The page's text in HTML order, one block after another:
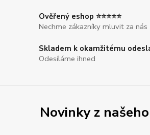
Ověřený eshop ⭐⭐⭐⭐⭐
Nechme zákazníky mluvit za nás
Skladem k okamžitému
Odesíláme ihned
Novinky z